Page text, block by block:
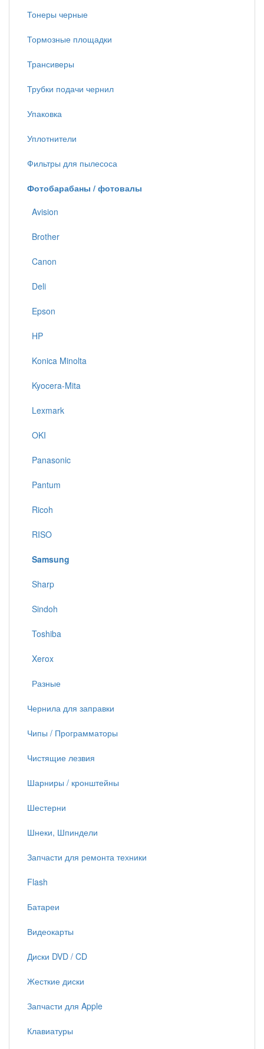
Тонеры черные
Тормозные площадки
Трансиверы
Трубки подачи чернил
Упаковка
Уплотнители
Фильтры для пылесоса
Фотобарабаны / фотовалы
Avision
Brother
Canon
Deli
Epson
HP
Konica Minolta
Kyocera-Mita
Lexmark
OKI
Panasonic
Pantum
Ricoh
RISO
Samsung
Sharp
Sindoh
Toshiba
Xerox
Разные
Чернила для заправки
Чипы / Программаторы
Чистящие лезвия
Шарниры / кронштейны
Шестерни
Шнеки, Шпиндели
Запчасти для ремонта техники
Flash
Батареи
Видеокарты
Диски DVD / CD
Жесткие диски
Запчасти для Apple
Клавиатуры